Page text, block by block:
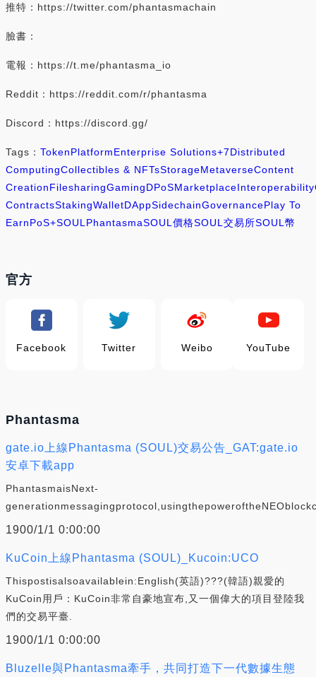
推特：https://twitter.com/phantasmachain
臉書：
電報：https://t.me/phantasma_io
Reddit：https://reddit.com/r/phantasma
Discord：https://discord.gg/
Tags： TokenPlatformEnterprise Solutions+7Distributed
ComputingCollectibles & NFTsStorageMetaverseContent
CreationFilesharingGamingDPoSMarketplaceInteroperability
ContractsStakingWalletDAppSidechainGovernancePlay To
EarnPoS+SOUL PhantasmaSOUL價格SOUL交易所SOUL幣
官方
Facebook Twitter Weibo YouTube
Phantasma
gate.io上線Phantasma (SOUL)交易公告_GAT:gate.io
安卓下載app
PhantasmaisNext-
1900/1/1 0:00:00
KuCoin上線Phantasma (SOUL)_Kucoin:UCO
Thispostisalsoavailablein:English(英語)???(韓語)親愛的
KuCoin用戶：KuCoin非常自豪地宣布,又一個偉大的項目登陸我
們的交易平臺.
1900/1/1 0:00:00
Bluzelle與Phantasma牽手，共同打造下一代數據生態